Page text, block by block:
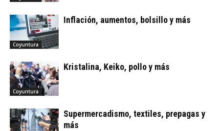
Coyuntura
Inflación, aumentos, bolsillo y más
Coyuntura
Kristalina, Keiko, pollo y más
Supermercadismo, textiles, prepagas y
más